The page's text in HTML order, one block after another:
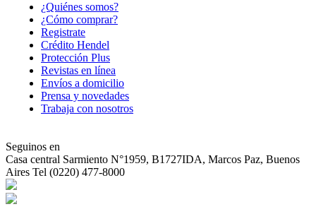
¿Quiénes somos?
¿Cómo comprar?
Registrate
Crédito Hendel
Protección Plus
Revistas en línea
Envíos a domicilio
Prensa y novedades
Trabaja con nosotros
Seguinos en
Casa central Sarmiento N°1959, B1727IDA, Marcos Paz, Buenos
Aires Tel (0220) 477-8000